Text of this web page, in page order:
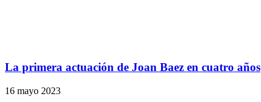
La primera actuación de Joan Baez en cuatro años
16 mayo 2023